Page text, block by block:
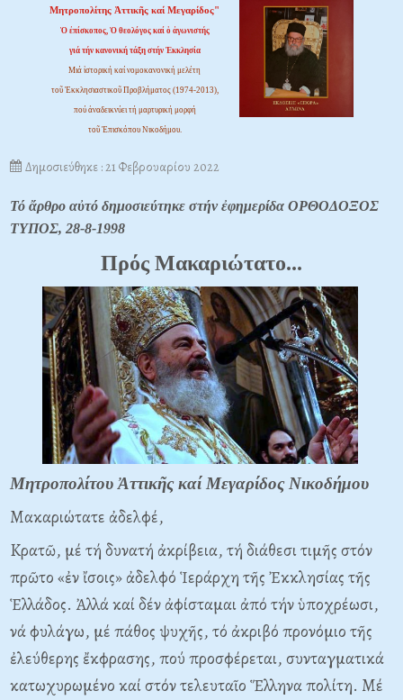
Μητροπολίτης Ἀττικῆς καί Μεγαρίδος"
Ὁ ἐπίσκοπος, Ὁ θεολόγος καί ὁ ἀγωνιστής
γιά τήν κανονική τάξη στήν Ἐκκλησία
Μιά ἱστορική καί νομοκανονική μελέτη
τοῦ Ἐκκλησιαστικοῦ Προβλήματος (1974-2013),
πού ἀναδεικνύει τή μαρτυρική μορφή
τοῦ Ἐπισκόπου Νικοδήμου.
Δημοσιεύθηκε : 21 Φεβρουαρίου 2022
Τό ἄρθρο αὐτό δημοσιεύτηκε στήν ἐφημερίδα ΟΡΘΟΔΟΞΟΣ
ΤΥΠΟΣ, 28-8-1998
Πρός Mακαριώτατο...
Μητροπολίτου Ἀττικῆς καί Μεγαρίδος Νικοδήμου
Mακαριώτατε ἀδελφέ,
Kρατῶ, μέ τή δυνατή ἀκρίβεια, τή διάθεσι τιμῆς στόν
πρῶτο «ἐν ἴσοις» ἀδελφό Ἱεράρχη τῆς Ἐκκλησίας τῆς
Ἑλλάδος. Ἀλλά καί δέν ἀφίσταμαι ἀπό τήν ὑποχρέωσι,
νά φυλάγω, μέ πάθος ψυχῆς, τό ἀκριβό προνόμιο τῆς
ἐλεύθερης ἔκφρασης, πού προσφέρεται, συνταγματικά
κατωχυρωμένο καί στόν τελευταῖο Ἕλληνα πολίτη. Mέ